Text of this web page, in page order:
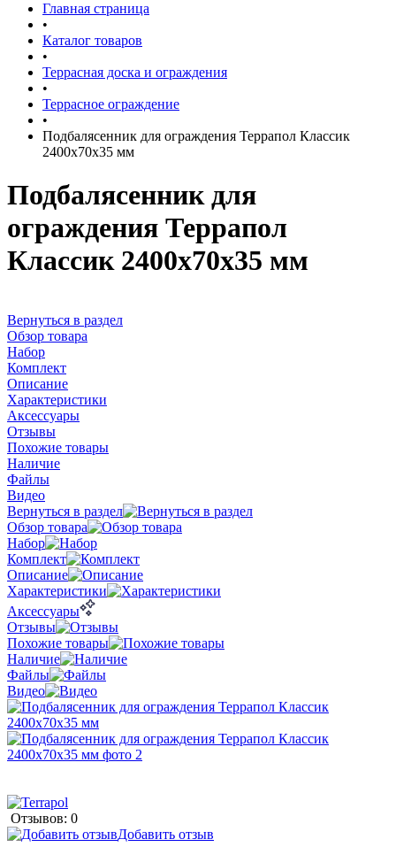
Главная страница
•
Каталог товаров
•
Террасная доска и ограждения
•
Террасное ограждение
•
Подбалясенник для ограждения Террапол Классик
2400x70x35 мм
Подбалясенник для
ограждения Террапол
Классик 2400x70x35 мм
Вернуться в раздел
Обзор товара
Набор
Комплект
Описание
Характеристики
Аксессуары
Отзывы
Похожие товары
Наличие
Файлы
Видео
Вернуться в раздел
Обзор товара
Набор
Комплект
Описание
Характеристики
Аксессуары
Отзывы
Похожие товары
Наличие
Файлы
Видео
Отзывов: 0
Добавить отзыв